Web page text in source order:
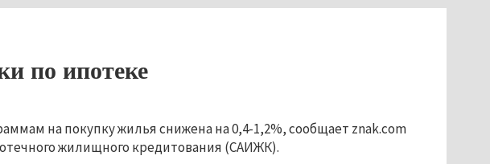
по ипотеке
на покупку жилья снижена на 0,4-1,2%, сообщает znak.com
жилищного кредитования (САИЖК).